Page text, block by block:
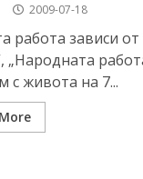
2009-07-18
работа зависи
„Народната
с живота на 7...